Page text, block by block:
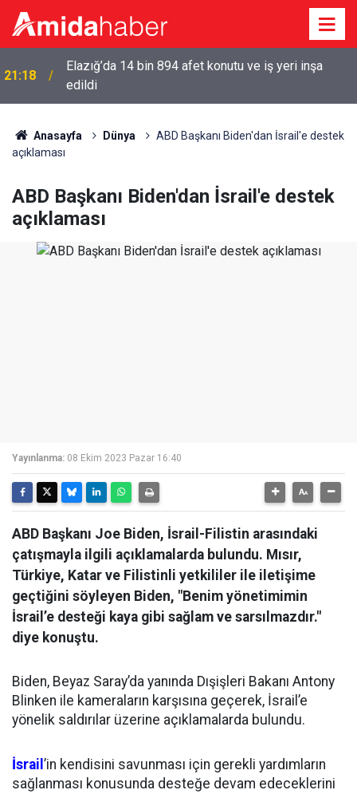
21:18
Elazığ’da 14 bin 894 afet konutu ve iş yeri inşa
edildi
Anasayfa Dünya
ABD Başkanı Biden'dan İsrail'e destek
açıklaması
ABD Başkanı Biden'dan İsrail'e destek
açıklaması
Yayınlanma: 08 Ekim 2023 Pazar 16:40
ABD Başkanı Joe Biden, İsrail-Filistin arasındaki
çatışmayla ilgili açıklamalarda bulundu. Mısır,
Türkiye, Katar ve Filistinli yetkililer ile iletişime
geçtiğini söyleyen Biden, "Benim yönetimimin
İsrail’e desteği kaya gibi sağlam ve sarsılmazdır."
diye konuştu.
Biden, Beyaz Saray’da yanında Dışişleri Bakanı Antony
Blinken ile kameraların karşısına geçerek, İsrail’e
yönelik saldırılar üzerine açıklamalarda bulundu.
İsrail ’in kendisini savunması için gerekli yardımların
sağlanması konusunda desteğe devam edeceklerini